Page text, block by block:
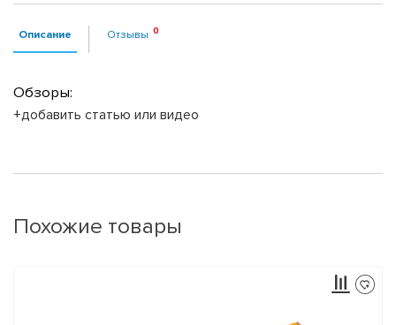
Описание Отзывы
Обзоры:
+добавить статью или видео
Похожие товары